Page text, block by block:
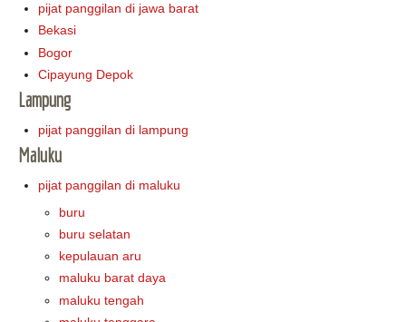
pijat panggilan di jawa barat
Bekasi
Bogor
Cipayung Depok
Lampung
pijat panggilan di lampung
Maluku
pijat panggilan di maluku
buru
buru selatan
kepulauan aru
maluku barat daya
maluku tengah